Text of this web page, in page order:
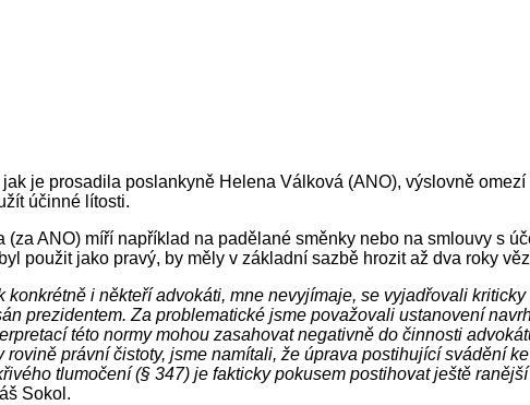
je prosadila poslankyně Helena Válková (ANO), výslovně
účinné lítosti.
ANO) míří například na padělané směnky nebo na smlouvy s
použit jako pravý, by měly v základní sazbě hrozit až dva roky
konkrétně i někteří advokáti, mne nevyjímaje, se vyjadřovali
prezidentem. Za problematické jsme považovali ustanovení
této normy mohou zasahovat negativně do činnosti
právní čistoty, jsme namítali, že úprava postihující svádění
tlumočení (§ 347) je fakticky pokusem postihovat ještě
Sokol.